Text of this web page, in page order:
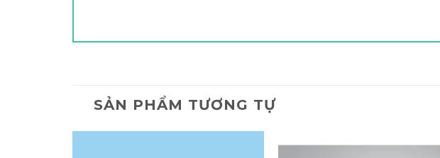
SẢN PHẨM TƯƠNG TỰ